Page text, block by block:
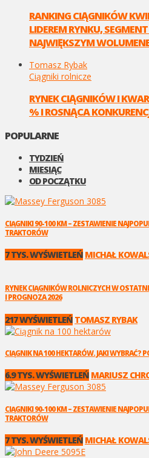
RANKING CIĄGNIKÓW
LIDEREM RYNKU,
NAJWIĘKSZYM
Tomasz Rybak
Ciągniki rolnicze
RYNEK CIĄGNIKÓW I
% I ROSNĄCA
POPULARNE
TYDZIEŃ
MIESIĄC
OD POCZĄTKU
CIĄGNIKI 90-100 KM – ZESTAWIENIE
TRAKTORÓW
7 TYS. WYŚWIETLEŃ MICHAŁ
RYNEK CIĄGNIKÓW ROLNICZYCH W
I PROGNOZA 2026
217 WYŚWIETLEŃ TOMASZ RYBAK
CIĄGNIK NA 100 HEKTARÓW. JAKI WYBRAĆ?
6.9 TYS. WYŚWIETLEŃ MARIUSZ
CIĄGNIKI 90-100 KM – ZESTAWIENIE
TRAKTORÓW
7 TYS. WYŚWIETLEŃ MICHAŁ